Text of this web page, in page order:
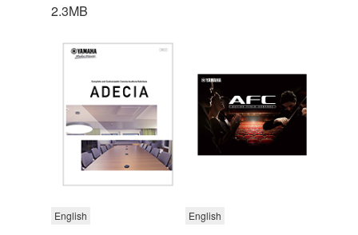
2.3MB
English English